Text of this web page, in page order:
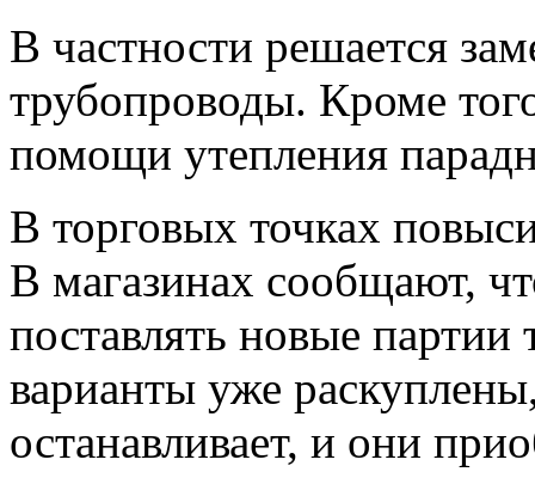
В частности решается
трубопроводы. Кроме
помощи утепления
В торговых точках
В магазинах сообщают,
поставлять новые
варианты уже
останавливает, и они